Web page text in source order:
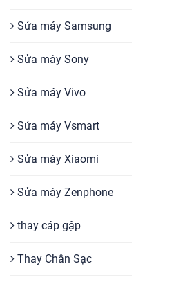
Sửa máy Samsung
Sửa máy Sony
Sửa máy Vivo
Sửa máy Vsmart
Sửa máy Xiaomi
Sửa máy Zenphone
thay cáp gập
Thay Chân Sạc